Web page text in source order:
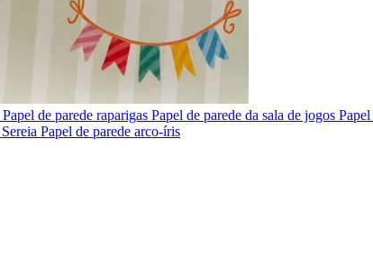
Papel de parede raparigas Papel de parede da sala de jogos
Papel de parede arco-íris